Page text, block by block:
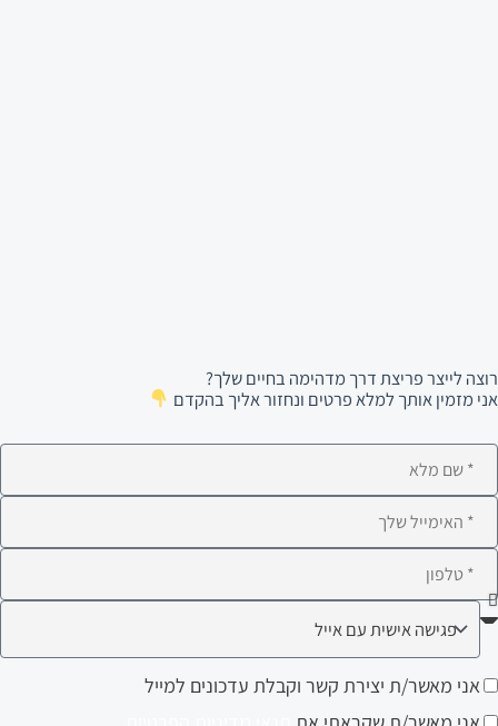
רוצה לייצר פריצת דרך מדהימה בחיים שלך?
אני מזמין אותך למלא פרטים ונחזור אליך בהקדם
מלא
אימייל
טלפון
מה
מעניין
אותך?
אניאני מאשר/ת יצירת קשר וקבלת עדכונים למייל